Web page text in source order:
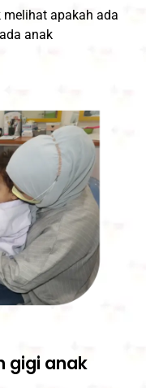
apakah ada
anak
gigi anak